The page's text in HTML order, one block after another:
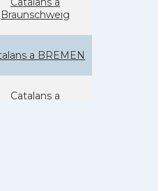
Braunschweig
a BREMEN
Catalans a